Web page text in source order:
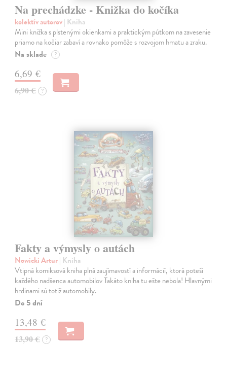
Na prechádzke - Knižka do kočíka
kolektív autorov| Kniha
Mini knižka s plstenými okienkami a praktickým pútkom na zavesenie
priamo na kočiar zabaví a rovnako pomôže s rozvojom hmatu a zraku.
Na sklade ?
6,69 €
6,90 € ?
Fakty a výmysly o autách
Nowicki Artur| Kniha
Vtipná komiksová kniha plná zaujímavostí a informácií, ktorá poteší
každého nadšenca automobilov Takáto kniha tu ešte nebola! Hlavnými
hrdinami sú totiž automobily.
Do 5 dní
13,48 €
13,90 € ?